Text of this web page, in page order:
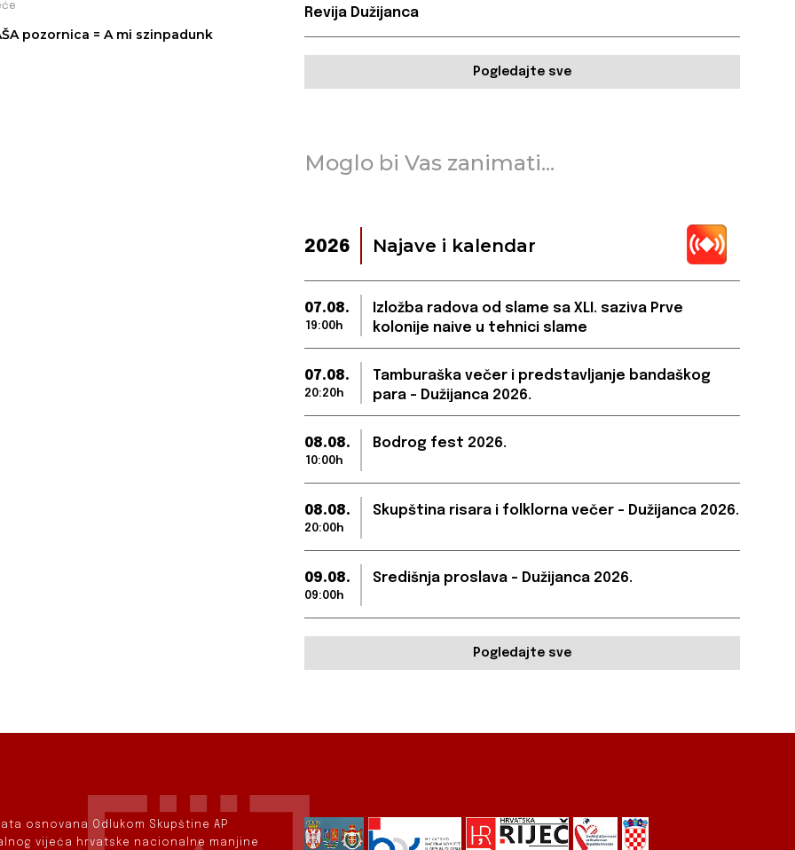
pozornica = A mi szinpadunk
Revija Dužijanca
Pogledajte sve
Moglo bi Vas zanimati...
2026 Najave i kalendar
07.08.
19:00h
Izložba radova od slame sa XLI. saziva Prve
kolonije naive u tehnici slame
07.08.
20:20h
Tamburaška večer i predstavljanje bandaškog
para – Dužijanca 2026.
08.08.
10:00h
Bodrog fest 2026.
08.08.
20:00h
Skupština risara i folklorna večer – Dužijanca 2026.
09.08.
09:00h
Središnja proslava – Dužijanca 2026.
Pogledajte sve
osnovana Odlukom Skupštine AP
vijeća hrvatske nacionalne manjine